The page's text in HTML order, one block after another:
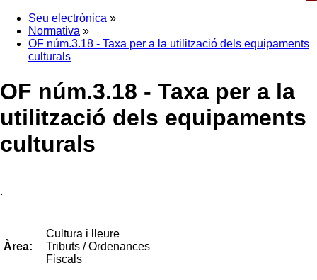
Seu electrònica »
Normativa »
OF núm.3.18 - Taxa per a la utilització dels equipaments
culturals
OF núm.3.18 - Taxa per a la
utilització dels equipaments
culturals
.
Àrea:
Cultura i lleure
Tributs / Ordenances
Fiscals